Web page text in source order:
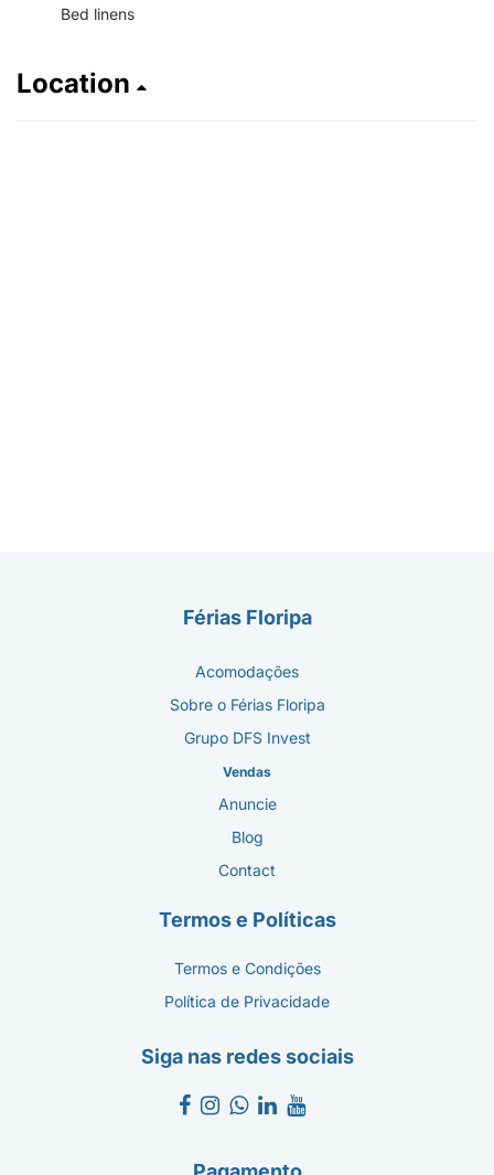
Bed linens
Location
Férias Floripa
Acomodações
Sobre o Férias Floripa
Grupo DFS Invest
Vendas
Anuncie
Blog
Contact
Termos e Políticas
Termos e Condições
Política de Privacidade
Siga nas redes sociais